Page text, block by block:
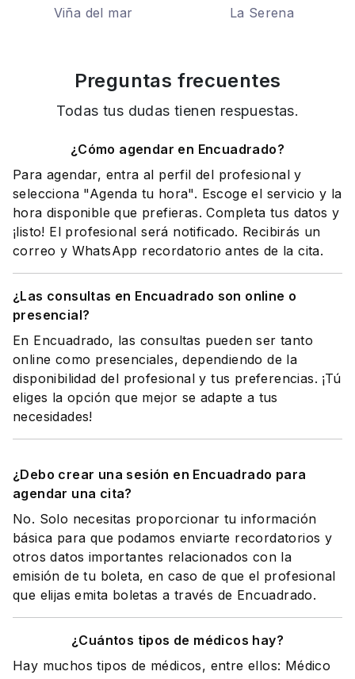
Viña del mar
La Serena
Preguntas frecuentes
Todas tus dudas tienen respuestas.
¿Cómo agendar en Encuadrado?
Para agendar, entra al perfil del profesional y
selecciona "Agenda tu hora". Escoge el servicio y la
hora disponible que prefieras. Completa tus datos y
¡listo! El profesional será notificado. Recibirás un
correo y WhatsApp recordatorio antes de la cita.
¿Las consultas en Encuadrado son online o
presencial?
En Encuadrado, las consultas pueden ser tanto
online como presenciales, dependiendo de la
disponibilidad del profesional y tus preferencias. ¡Tú
eliges la opción que mejor se adapte a tus
necesidades!
¿Debo crear una sesión en Encuadrado para
agendar una cita?
No. Solo necesitas proporcionar tu información
básica para que podamos enviarte recordatorios y
otros datos importantes relacionados con la
emisión de tu boleta, en caso de que el profesional
que elijas emita boletas a través de Encuadrado.
¿Cuántos tipos de médicos hay?
Hay muchos tipos de médicos, entre ellos: Médico